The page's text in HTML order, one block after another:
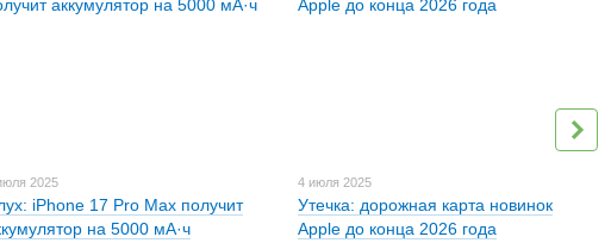
2025
iPhone 17 Pro Max получит
на 5000 мА·ч
4 июля 2025
Утечка: дорожная карта новинок
Apple до конца 2026 года